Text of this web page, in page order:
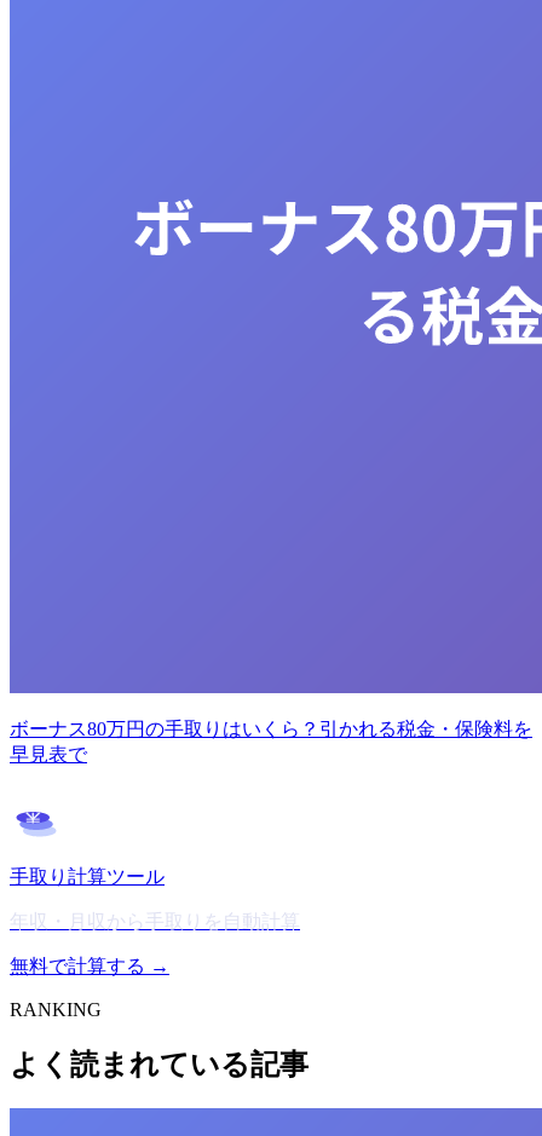
ボーナス80万円の手取りはいくら？引かれる税金・保険料を
早見表で
手取り計算ツール
年収・月収から手取りを自動計算
無料で計算する →
RANKING
よく読まれている記事